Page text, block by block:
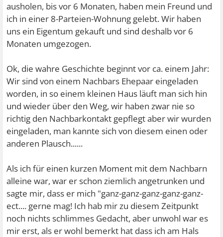
ausholen, bis vor 6 Monaten, haben mein Freund und
ich in einer 8-Parteien-Wohnung gelebt. Wir haben
uns ein Eigentum gekauft und sind deshalb vor 6
Monaten umgezogen.
Ok, die wahre Geschichte beginnt vor ca. einem Jahr:
Wir sind von einem Nachbars Ehepaar eingeladen
worden, in so einem kleinen Haus läuft man sich hin
und wieder über den Weg, wir haben zwar nie so
richtig den Nachbarkontakt gepflegt aber wir wurden
eingeladen, man kannte sich von diesem einen oder
anderen Plausch......
Als ich für einen kurzen Moment mit dem Nachbarn
alleine war, war er schon ziemlich angetrunken und
sagte mir, dass er mich "ganz-ganz-ganz-ganz-ganz-
ect.... gerne mag! Ich hab mir zu diesem Zeitpunkt
noch nichts schlimmes Gedacht, aber unwohl war es
mir erst, als er wohl bemerkt hat dass ich am Hals